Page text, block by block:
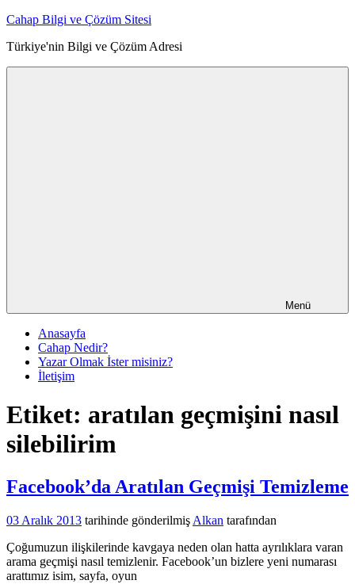
İçeriğe
Cahap Bilgi ve Çözüm Sitesi
Türkiye'nin Bilgi ve Çözüm Adresi
Menü
Anasayfa
Cahap Nedir?
Yazar Olmak İster misiniz?
İletişim
Etiket: aratılan geçmişini nasıl
silebilirim
Facebook’da Aratılan Geçmişi Temizleme
03 Aralık 2013 tarihinde gönderilmiş Alkan tarafından
Çoğumuzun ilişkilerinde kavgaya neden olan hatta ayrılıklara varan
arama geçmişi nasıl temizlenir. Facebook’un bizlere yeni numarası
arattımız isim, sayfa, oyun